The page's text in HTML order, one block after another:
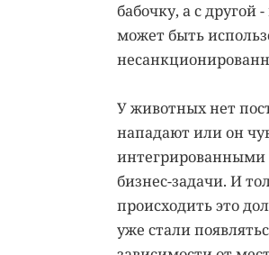
бабочку, а с другой
может быть
У животных нет
нападают или он
интегрированными
бизнес-задачи. И
происходить это
уже стали